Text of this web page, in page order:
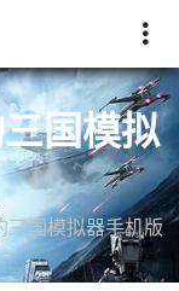
国模拟
三国模拟器手机版